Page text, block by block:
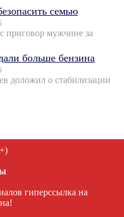
семью
приговор мужчине за
больше бензина
доложил о стабилизации
гиперссылка на